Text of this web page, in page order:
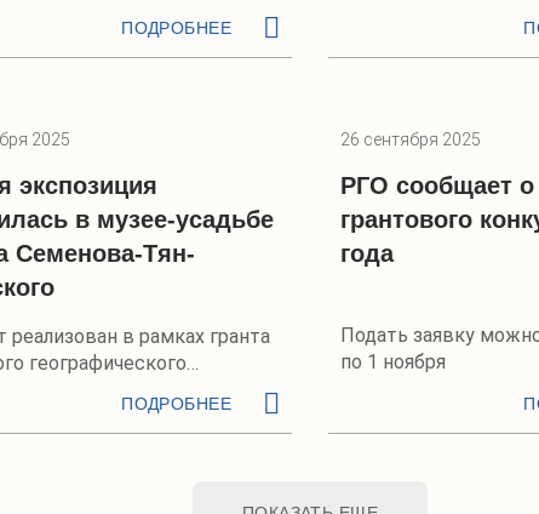
ПОДРОБНЕЕ
2025
экспозиция
в музее-усадьбе
Семенова-Тян-
реализован в рамках гранта
географического
ПОДРОБНЕЕ
26 сентября 2025
РГО сообщает о
грантового
года
Подать заявку
по 1 ноября